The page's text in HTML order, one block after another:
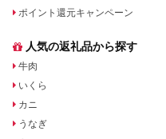
ポイント還元キャンペーン
人気の返礼品から探す
牛肉
いくら
カニ
うなぎ